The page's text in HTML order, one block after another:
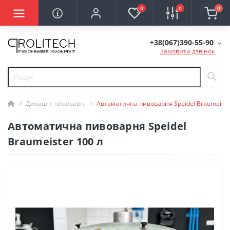
0 0 0
+38(067)390-55-90
Замовити дзвінок
Домашні пивоварні Автоматична пивоварня Speidel
Автоматична пивоварня Speidel
Braumeister 100 л